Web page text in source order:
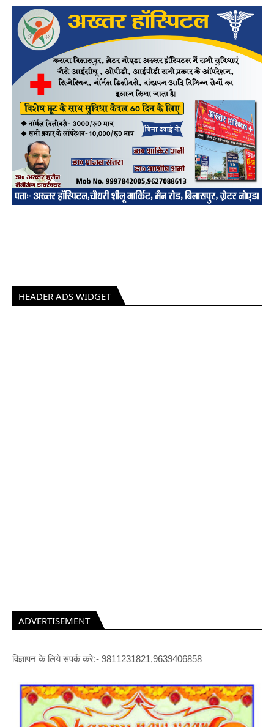
HEADER ADS WIDGET
ADVERTISEMENT
विज्ञापन के लिये संपर्क करे:- 9811231821,9639406858